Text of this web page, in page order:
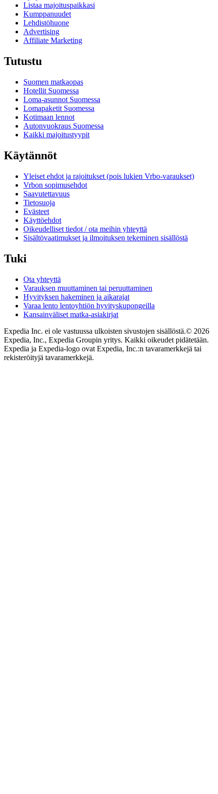
Listaa majoituspaikkasi
Kumppanuudet
Lehdistöhuone
Advertising
Affiliate Marketing
Tutustu
Suomen matkaopas
Hotellit Suomessa
Loma-asunnot Suomessa
Lomapaketit Suomessa
Kotimaan lennot
Autonvuokraus Suomessa
Kaikki majoitustyypit
Käytännöt
Yleiset ehdot ja rajoitukset (pois lukien Vrbo-varaukset)
Vrbon sopimusehdot
Saavutettavuus
Tietosuoja
Evästeet
Käyttöehdot
Oikeudelliset tiedot / ota meihin yhteyttä
Sisältövaatimukset ja ilmoituksen tekeminen sisällöstä
Tuki
Ota yhteyttä
Varauksen muuttaminen tai peruuttaminen
Hyvityksen hakeminen ja aikarajat
Varaa lento lentoyhtiön hyvityskupongeilla
Kansainväliset matka-asiakirjat
Expedia Inc. ei ole vastuussa ulkoisten sivustojen sisällöstä.© 2026
Expedia, Inc., Expedia Groupin yritys. Kaikki oikeudet pidätetään.
Expedia ja Expedia-logo ovat Expedia, Inc.:n tavaramerkkejä tai
rekisteröityjä tavaramerkkejä.